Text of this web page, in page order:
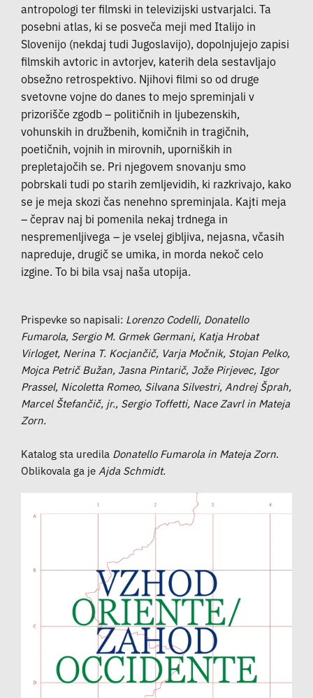
antropologi ter filmski in televizijski ustvarjalci. Ta
posebni atlas, ki se posveča meji med Italijo in
Slovenijo (nekdaj tudi Jugoslavijo), dopolnjujejo zapisi
filmskih avtoric in avtorjev, katerih dela sestavljajo
obsežno retrospektivo. Njihovi filmi so od druge
svetovne vojne do danes to mejo spreminjali v
prizorišče zgodb – političnih in ljubezenskih,
vohunskih in družbenih, komičnih in tragičnih,
poetičnih, vojnih in mirovnih, uporniških in
prepletajočih se. Pri njegovem snovanju smo
pobrskali tudi po starih zemljevidih, ki razkrivajo, kako
se je meja skozi čas nenehno spreminjala. Kajti meja
– čeprav naj bi pomenila nekaj trdnega in
nespremenljivega – je vselej gibljiva, nejasna, včasih
napreduje, drugič se umika, in morda nekoč celo
izgine. To bi bila vsaj naša utopija.
Prispevke so napisali: Lorenzo Codelli, Donatello
Fumarola, Sergio M. Grmek Germani, Katja Hrobat
Virloget, Nerina T. Kocjančič, Varja Močnik, Stojan Pelko,
Mojca Petrič Bužan, Jasna Pintarič, Jože Pirjevec, Igor
Prassel, Nicoletta Romeo, Silvana Silvestri, Andrej Šprah,
Marcel Štefančič, jr., Sergio Toffetti, Nace Zavrl in Mateja
Zorn.
Katalog sta uredila Donatello Fumarola in Mateja Zorn.
Oblikovala ga je Ajda Schmidt.